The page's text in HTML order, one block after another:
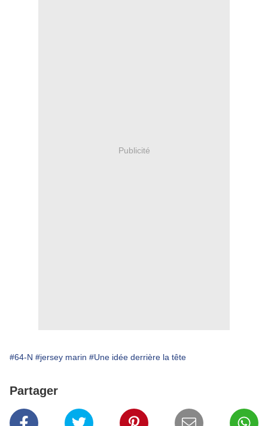
Publicité
#64-N #jersey marin #Une idée derrière la tête
Partager